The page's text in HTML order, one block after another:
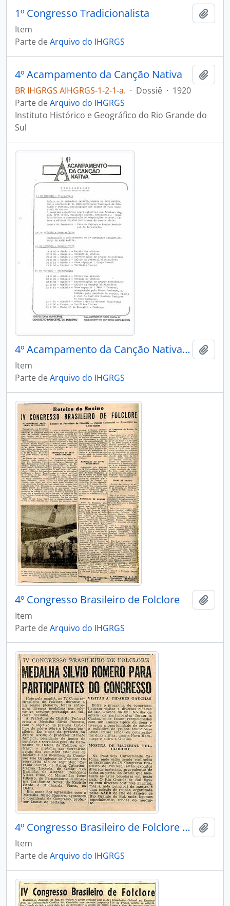
1º Congresso Tradicionalista
Item
Parte deArquivo do IHGRGS
4º Acampamento da Canção Nativa
BR IHGRGS AIHGRGS-1-2-1-a. · Dossiê · 1920
Parte deArquivo do IHGRGS
Instituto Histórico e Geográfico do Rio Grande do
Sul
4º Acampamento da Canção Nativa - Programação
Item
Parte deArquivo do IHGRGS
4º Congresso Brasileiro de Folclore
Item
Parte deArquivo do IHGRGS
4º Congresso Brasileiro de Folclore - Medalha Silvio Romero
Item
Parte deArquivo do IHGRGS